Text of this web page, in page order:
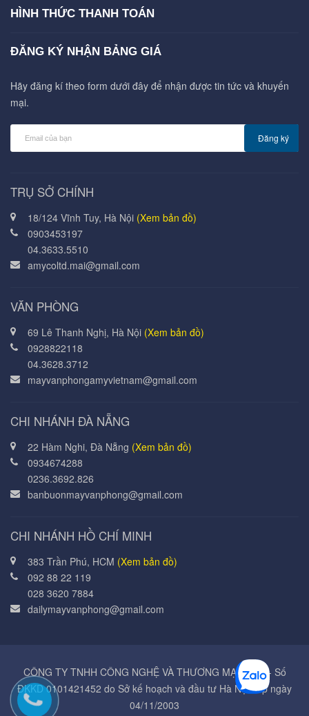
HÌNH THỨC THANH TOÁN
ĐĂNG KÝ NHẬN BẢNG GIÁ
Hãy đăng kí theo form dưới đây để nhận được tin tức và khuyến
mại.
Đăng ký
TRỤ SỞ CHÍNH
18/124 Vĩnh Tuy, Hà Nội (Xem bản đồ)
0903453197
04.3633.5510
amycoltd.mai@gmail.com
VĂN PHÒNG
69 Lê Thanh Nghị, Hà Nội (Xem bản đồ)
0928822118
04.3628.3712
mayvanphongamyvietnam@gmail.com
CHI NHÁNH ĐÀ NẴNG
22 Hàm Nghi, Đà Nẵng (Xem bản đồ)
0934674288
0236.3692.826
banbuonmayvanphong@gmail.com
CHI NHÁNH HỒ CHÍ MINH
383 Trần Phú, HCM (Xem bản đồ)
092 88 22 119
028 3620 7884
dailymayvanphong@gmail.com
CÔNG TY TNHH CÔNG NGHỆ VÀ THƯƠNG MẠI Á MỸ - Số
ĐKKD 0101421452 do Sở kế hoạch và đầu tư Hà Nội cấp ngày
04/11/2003